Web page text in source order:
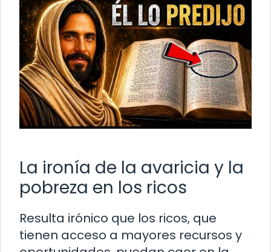
La ironía de la avaricia y la
pobreza en los ricos
Resulta irónico que los ricos, que
tienen acceso a mayores recursos y